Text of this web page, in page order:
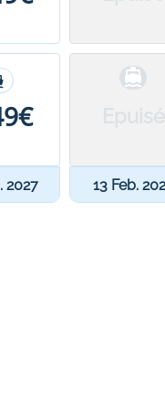
2027 13 Feb.